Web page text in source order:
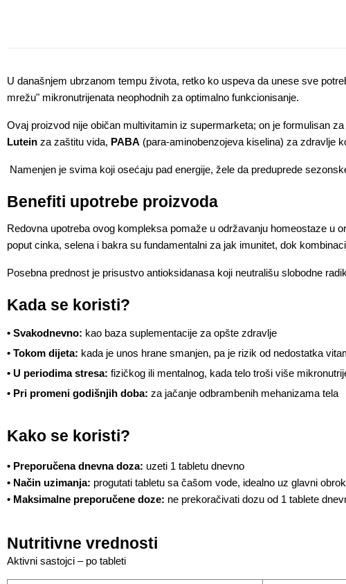
U današnjem ubrzanom tempu života, retko ko uspeva da unese sve
mrežu" mikronutrijenata neophodnih za optimalno funkcionisanje.
Ovaj proizvod nije običan multivitamin iz supermarketa; on je formulisan
Lutein za zaštitu vida, PABA (para-aminobenzojeva kiselina) za zdravlje
Namenjen je svima koji osećaju pad energije, žele da preduprede
Benefiti upotrebe proizvoda
Redovna upotreba ovog kompleksa pomaže u održavanju homeostaze u
poput cinka, selena i bakra su fundamentalni za jak imunitet, dok
Posebna prednost je prisustvo antioksidanasa koji neutrališu slobodne
Kada se koristi?
• Svakodnevno: kao baza suplementacije za opšte zdravlje
• Tokom dijeta: kada je unos hrane smanjen, pa je rizik od nedostatka
• U periodima stresa: fizičkog ili mentalnog, kada telo troši više
• Pri promeni godišnjih doba: za jačanje odbrambenih mehanizama tela
Kako se koristi?
• Preporučena dnevna doza: uzeti 1 tabletu dnevno
• Način uzimanja: progutati tabletu sa čašom vode, idealno uz glavni
• Maksimalne preporučene doze: ne prekoračivati dozu od 1 tablete
Nutritivne vrednosti
Aktivni sastojci – po tableti